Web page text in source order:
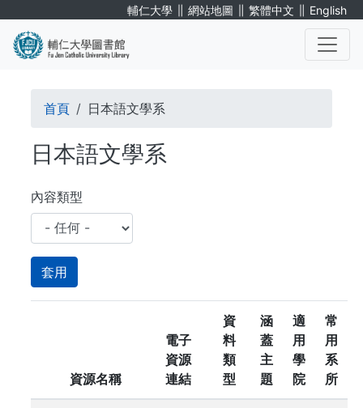
輔仁大學 ∥ 網站地圖 ∥ 繁體中文 ∥ English
導
連
結
首頁 日本語文學系
日本語文學系
內容類型
資源名稱
電子
資源
連結
資
料
類
型
涵
蓋
主
題
適
用
學
院
常
用
系
所